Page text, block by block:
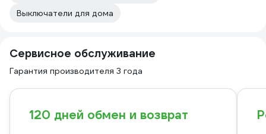
Выключатели для дома
Сервисное обслуживание
Гарантия производителя 3 года
120 дней обмен и возврат